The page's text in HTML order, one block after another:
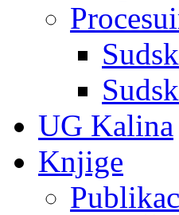
UG Kalina
Knjige